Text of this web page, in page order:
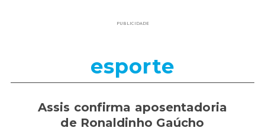
PUBLICIDADE
esporte
Assis confirma aposentadoria
de Ronaldinho Gaúcho